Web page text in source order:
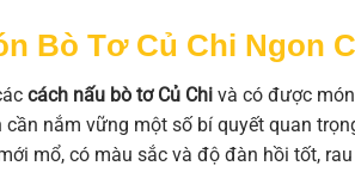
Bò Tơ Củ Chi Ngon
cách nấu bò tơ Củ Chi và có được
cần nắm vững một số bí quyết quan
mổ, có màu sắc và độ đàn hồi tốt,